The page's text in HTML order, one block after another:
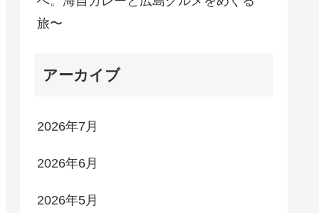
旅〜
アーカイブ
2026年7月
2026年6月
2026年5月